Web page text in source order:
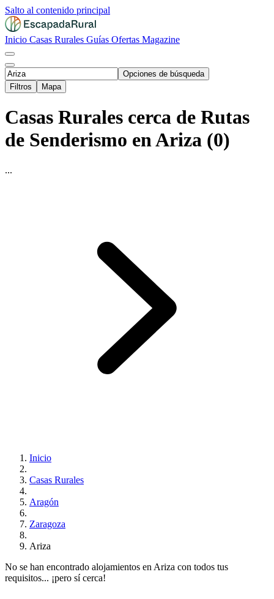
Salto al contenido principal
Inicio Casas Rurales Guías Ofertas Magazine
Opciones de búsqueda
Filtros
Mapa
Casas Rurales cerca de Rutas
de Senderismo en Ariza (0)
...
Inicio
Casas Rurales
Aragón
Zaragoza
Ariza
No se han encontrado alojamientos en Ariza con todos tus
requisitos... ¡pero sí cerca!